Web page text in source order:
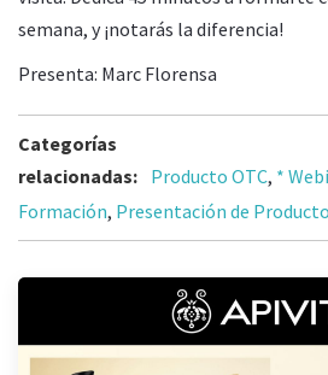
semana, y ¡notarás la diferencia!
Presenta: Marc Florensa
Categorías
relacionadas: Producto OTC, *
Formación, Presentación de Producto